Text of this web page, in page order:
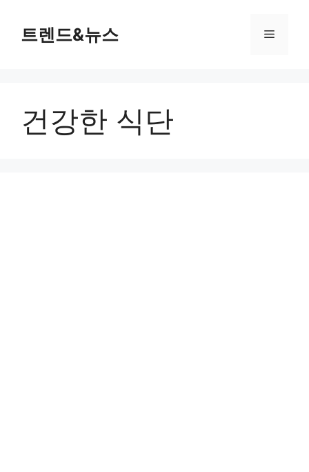
트렌드&뉴스 메
건강한 식단